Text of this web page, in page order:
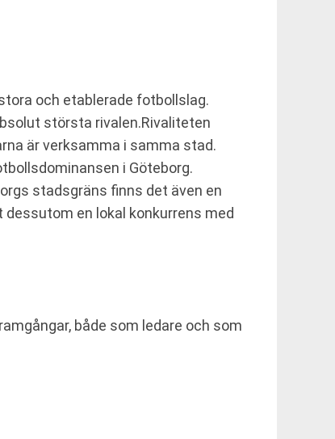
och etablerade fotbollslag.
största rivalen.Rivaliteten
är verksamma i samma stad.
i Göteborg.
stadsgräns finns det även en
en lokal konkurrens med
både som ledare och som